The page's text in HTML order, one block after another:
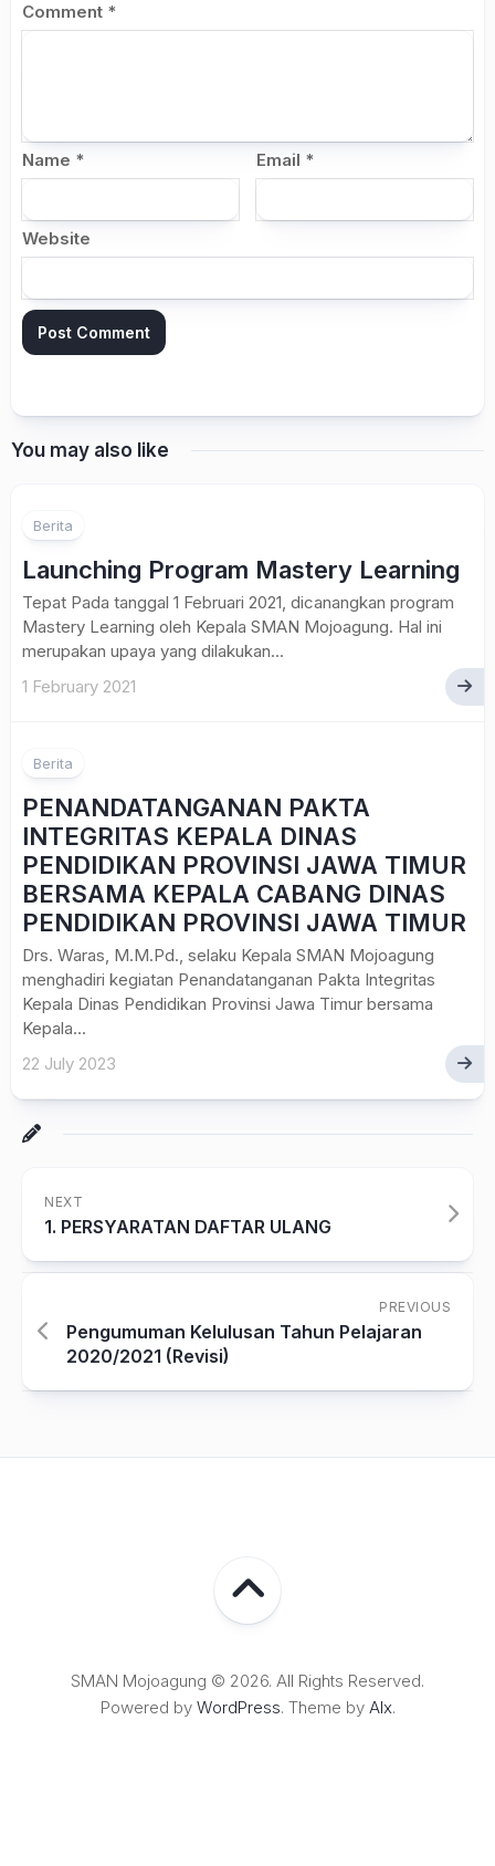
Comment *
Name * Email *
Website
You may also like
Berita
Launching Program Mastery Learning
Tepat Pada tanggal 1 Februari 2021, dicanangkan program
Mastery Learning oleh Kepala SMAN Mojoagung. Hal ini
merupakan upaya yang dilakukan...
1 February 2021
Berita
PENANDATANGANAN PAKTA
INTEGRITAS KEPALA DINAS
PENDIDIKAN PROVINSI JAWA TIMUR
BERSAMA KEPALA CABANG DINAS
PENDIDIKAN PROVINSI JAWA TIMUR
Drs. Waras, M.M.Pd., selaku Kepala SMAN Mojoagung
menghadiri kegiatan Penandatanganan Pakta Integritas
Kepala Dinas Pendidikan Provinsi Jawa Timur bersama
Kepala...
22 July 2023
NEXT
1. PERSYARATAN DAFTAR ULANG
PREVIOUS
Pengumuman Kelulusan Tahun Pelajaran
2020/2021 (Revisi)
SMAN Mojoagung © 2026. All Rights Reserved.
Powered by WordPress. Theme by Alx.